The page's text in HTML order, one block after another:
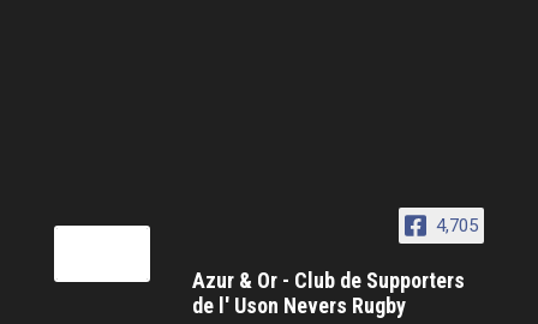
4,705
Azur & Or - Club de Supporters
de l' Uson Nevers Rugby